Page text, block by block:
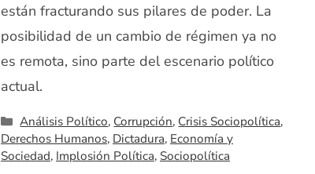
están fracturando sus pilares de poder. La
posibilidad de un cambio de régimen ya no
es remota, sino parte del escenario político
actual.
Categorías
Análisis Político, Corrupción, Crisis Sociopolítica,
Derechos Humanos, Dictadura, Economía y
Sociedad, Implosión Política, Sociopolítica